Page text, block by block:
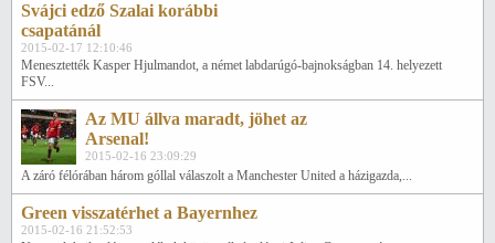
Svájci edző Szalai korábbi
csapatánál
2015-02-17 12:10:46
Menesztették Kasper Hjulmandot, a német labdarúgó-bajnokságban 14. helyezett
FSV...
Az MU állva maradt, jöhet az
Arsenal!
2015-02-16 23:09:29
A záró félórában három góllal válaszolt a Manchester United a házigazda,...
Green visszatérhet a Bayernhez
2015-02-16 21:52:53